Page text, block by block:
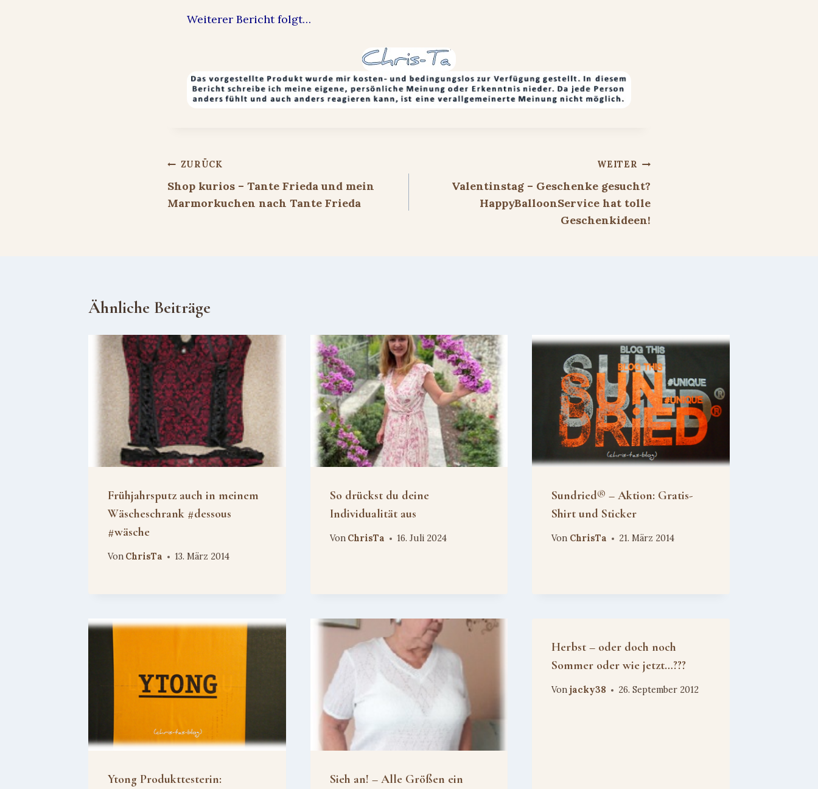
Weiterer Bericht folgt…
Beitragsnavigation
ZURÜCK
Shop kurios – Tante Frieda und mein
Marmorkuchen nach Tante Frieda
WEITER
Valentinstag – Geschenke gesucht?
HappyBalloonService hat tolle
Geschenkideen!
Ähnliche Beiträge
Frühjahrsputz auch in meinem
Wäscheschrank #dessous
#wäsche
Von ChrisTa 13. März 2014
So drückst du deine
Individualität aus
Von ChrisTa 16. Juli 2024
Sundried® – Aktion: Gratis-
Shirt und Sticker
Von ChrisTa 21. März 2014
Ytong Produkttesterin:
Sieh an! – Alle Größen ein
Herbst – oder doch noch
Sommer oder wie jetzt…???
Von jacky38 26. September 2012